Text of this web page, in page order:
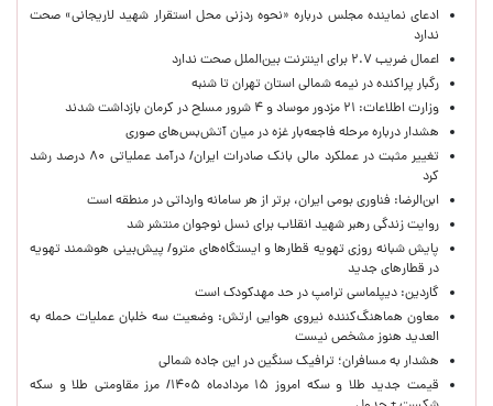
ادعای نماینده مجلس درباره «نحوه ردزنی محل استقرار شهید لاریجانی» صحت
ندارد
اعمال ضریب ۲.۷ برای اینترنت بین‌الملل صحت ندارد
رگبار پراکنده در نیمه شمالی استان تهران تا شنبه
وزارت اطلاعات: ۲۱ مزدور موساد و ۴ شرور مسلح در کرمان بازداشت شدند
هشدار درباره مرحله فاجعه‌بار غزه در میان آتش‌بس‌های صوری
تغییر مثبت در عملکرد مالی بانک صادرات ایران/ درآمد عملیاتی ۸۰ درصد رشد
کرد
ابن‌الرضا: فناوری بومی ایران، برتر از هر سامانه وارداتی در منطقه است
روایت زندگی رهبر شهید انقلاب برای نسل نوجوان منتشر شد
پایش شبانه روزی تهویه قطارها و ایستگاه‌های مترو/ پیش‌بینی هوشمند تهویه
در قطارهای جدید
گاردین: دیپلماسی ترامپ در حد مهدکودک است
معاون هماهنگ‌کننده نیروی هوایی ارتش: وضعیت سه خلبان عملیات حمله به
العدید هنوز مشخص نیست
هشدار به مسافران؛ ترافیک سنگین در این جاده شمالی
قیمت جدید طلا و سکه امروز ۱۵ مردادماه ۱۴۰۵/ مرز مقاومتی طلا و سکه